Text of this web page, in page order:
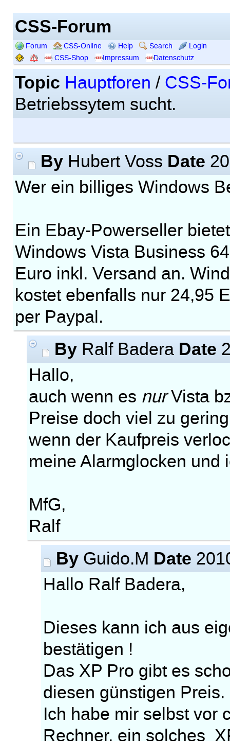
CSS-Forum
Forum CSS-Online Help Search
Login
CSS-Shop
Impressum Datenschutz
Topic Hauptforen / CSS-
Betriebssytem sucht.
ByHubert Voss Date
Wer ein billiges Windows
Ein Ebay-Powerseller
Windows Vista Business
Euro inkl. Versand an.
kostet ebenfalls nur 24,95
per Paypal.
By Ralf Badera Date
Hallo,
auch wenn es nurVista
Preise doch viel zu
wenn der Kaufpreis
meine Alarmglocken und
MfG,
Ralf
By Guido.M Date
Hallo Ralf Badera,
Dieses kann ich aus
bestätigen !
Das XP Pro gibt es
diesen günstigen Preis.
Ich habe mir selbst vor
Rechner, ein solches